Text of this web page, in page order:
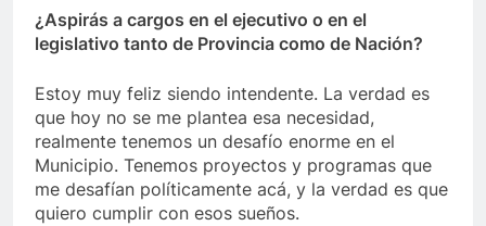
¿Aspirás a cargos en el ejecutivo o en el
legislativo tanto de Provincia como de Nación?
Estoy muy feliz siendo intendente. La verdad es
que hoy no se me plantea esa necesidad,
realmente tenemos un desafío enorme en el
Municipio. Tenemos proyectos y programas que
me desafían políticamente acá, y la verdad es que
quiero cumplir con esos sueños.